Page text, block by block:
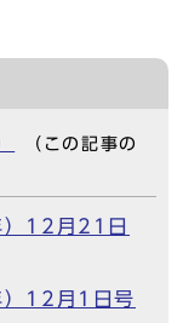
（この記事の
12月21日
12月1日号